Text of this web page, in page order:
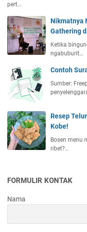
pert…
Nikmatnya
Gathering
Ketika
ngabuburit…
Contoh
Sumber:
Resep
Kobe!
Bosen menu
ribet?…
FORMULIR KONTAK
Nama